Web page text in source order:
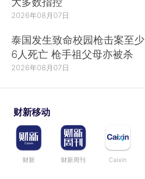
2026年08月07日
泰国发生致命校园枪击案至少
6人死亡 枪手祖父母亦被杀
2026年08月07日
财新移动
财新 财新周刊 Caixin